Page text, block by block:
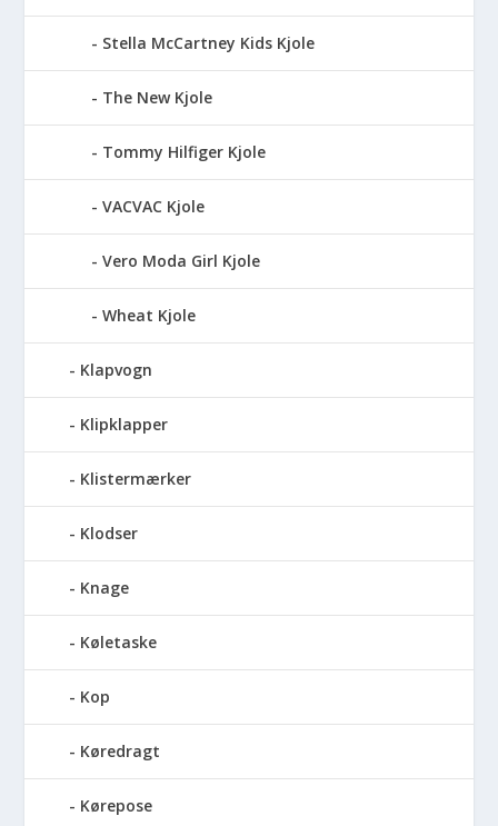
Stella McCartney Kids Kjole
The New Kjole
Tommy Hilfiger Kjole
VACVAC Kjole
Vero Moda Girl Kjole
Wheat Kjole
Klapvogn
Klipklapper
Klistermærker
Klodser
Knage
Køletaske
Kop
Køredragt
Kørepose